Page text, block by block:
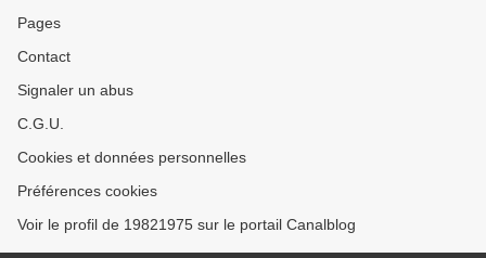
Pages
Contact
Signaler un abus
C.G.U.
Cookies et données personnelles
Préférences cookies
Voir le profil de 19821975 sur le portail Canalblog